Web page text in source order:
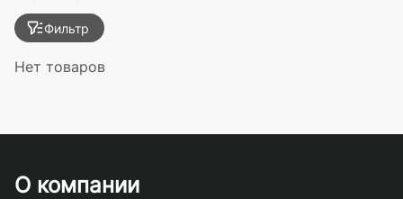
Фильтр
Нет товаров
О компании